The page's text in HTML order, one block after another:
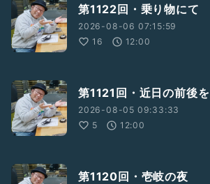
第1122回・乗り物にて
2026-08-06 07:15:59
16
12:00
第1121回・近日の前後を
2026-08-05 09:33:33
5
12:00
第1120回・壱岐の夜